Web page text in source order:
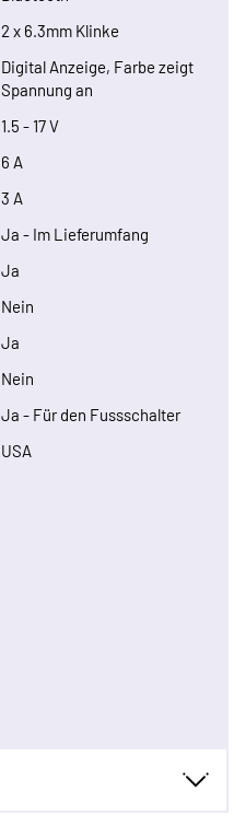
2 x 6.3mm Klinke
Digital Anzeige, Farbe zeigt
Spannung an
1.5 - 17 V
6 A
3 A
Ja - Im Lieferumfang
Ja
Nein
Ja
Nein
Ja - Für den Fussschalter
USA